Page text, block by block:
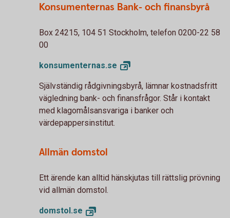
Konsumenternas Bank- och finansbyrå
Box 24215, 104 51 Stockholm, telefon 0200-22 58
00
konsumenternas.se
Självständig rådgivningsbyrå, lämnar kostnadsfritt
vägledning bank- och finansfrågor. Står i kontakt
med klagomålsansvariga i banker och
värdepappersinstitut.
Allmän domstol
Ett ärende kan alltid hänskjutas till rättslig prövning
vid allmän domstol.
domstol.se